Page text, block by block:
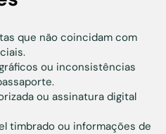
que não coincidam com
ou inconsistências
ou assinatura digital
timbrado ou informações de